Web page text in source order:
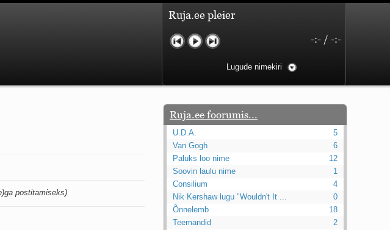
Ruja.ee pleier
-:- / -:-
Lugude nimekiri
postitamiseks)
Ruja.ee foorumis...
U.D.A.
5
Van Gogh
6
Paluks loo nime
12
Soovin laulu nime
1
Consilium
4
Nik Kershaw lugu "Wouldn't It ...
0
Õnnelemb
18
Teemandid
2